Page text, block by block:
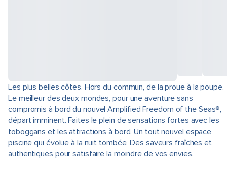
Les plus belles côtes. Hors du commun, de la proue à la poupe.
Le meilleur des deux mondes, pour une aventure sans
compromis à bord du nouvel Amplified Freedom of the Seas®,
départ imminent. Faites le plein de sensations fortes avec les
toboggans et les attractions à bord. Un tout nouvel espace
piscine qui évolue à la nuit tombée. Des saveurs fraîches et
authentiques pour satisfaire la moindre de vos envies.